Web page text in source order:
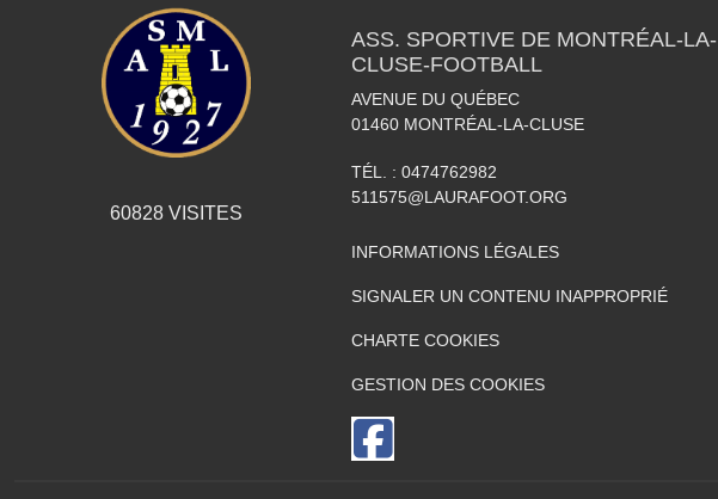
60828VISITES
ASS. SPORTIVE DE MONTRÉAL-LA-
CLUSE-FOOTBALL
AVENUE DU QUÉBEC
01460 MONTRÉAL-LA-CLUSE
TÉL. : 0474762982
511575@LAURAFOOT.ORG
INFORMATIONS LÉGALES
SIGNALER UN CONTENU INAPPROPRIÉ
CHARTE COOKIES
GESTION DES COOKIES